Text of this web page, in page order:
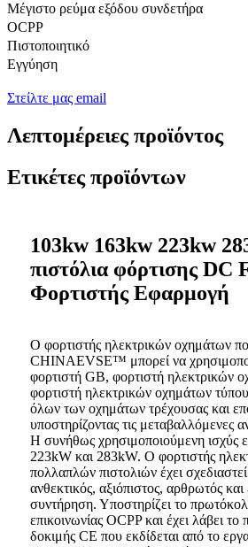
Μέγιστο ρεύμα εξόδου συνδετήρα
OCPP
Πιστοποιητικό
Εγγύηση
Στείλτε μας email
Λεπτομέρειες προϊόντος
Ετικέτες προϊόντων
103kw 163kw 223kw
πιστόλια φόρτισης DC
Φορτιστής Εφαρμογή
Ο φορτιστής ηλεκτρικών οχημάτων
CHINAEVSE™️ μπορεί να
φορτιστή GB, φορτιστή ηλεκτρικών
φορτιστή ηλεκτρικών οχημάτων
όλων των οχημάτων τρέχουσας και
υποστηρίζοντας τις μεταβαλλόμενες
Η συνήθως χρησιμοποιούμενη ισχύς
223kW και 283kW. Ο φορτιστής
πολλαπλών πιστολιών έχει σχεδιαστεί
ανθεκτικός, αξιόπιστος, αρθρωτός
συντήρηση. Υποστηρίζει το
επικοινωνίας OCPP και έχει λάβει το
δοκιμής CE που εκδίδεται από το